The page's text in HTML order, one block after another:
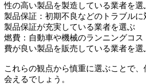
性の高い製品を製造している業者を選
製品保証：初期不良などのトラブルに
製品保証が充実している業者を選ぶ
燃費：自動車や機械のランニングコ
費が良い製品を販売している業者を選
これらの観点から慎重に選ぶことで
会えるでしょう。